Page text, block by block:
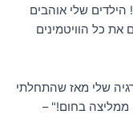
שלי אוהבים
כל הוויטמינים
שלי מאז שהתחלתי
ממליצה בחום!" –